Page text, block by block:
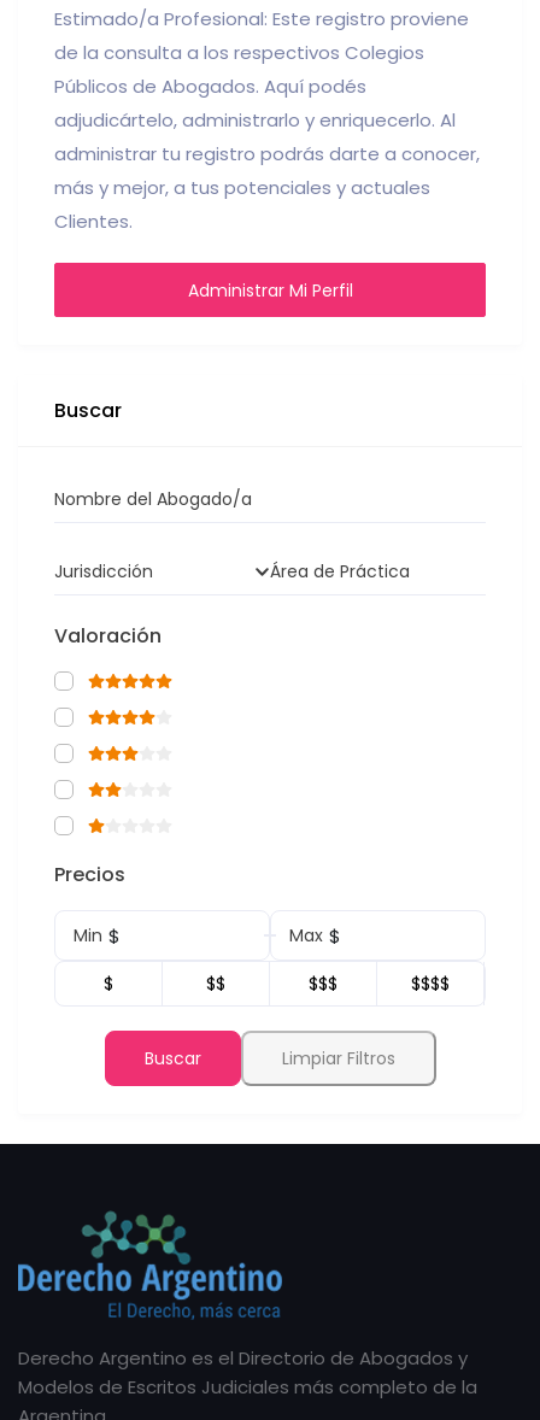
Estimado/a Profesional: Este registro proviene
de la consulta a los respectivos Colegios
Públicos de Abogados. Aquí podés
adjudicártelo, administrarlo y enriquecerlo. Al
administrar tu registro podrás darte a conocer,
más y mejor, a tus potenciales y actuales
Clientes.
Administrar Mi Perfil
Buscar
Nombre del Abogado/a
Jurisdicción Área de Práctica
Valoración
Precios
Min $ Max $
$ $$ $$$ $$$$
Buscar Limpiar Filtros
Derecho Argentino es el Directorio de Abogados y
Modelos de Escritos Judiciales más completo de la